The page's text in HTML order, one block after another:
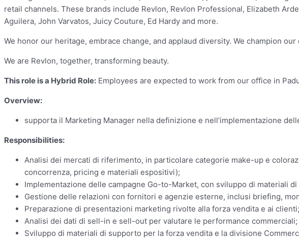
retail channels. These brands include Revlon, Revlon Professional, Elizabeth
Aguilera, John Varvatos, Juicy Couture, Ed Hardy and more.
We honor our heritage, embrace change, and applaud diversity. We champion
We are Revlon, together, transforming beauty.
This role is a Hybrid Role: Employees are expected to work from our office in
Overview:
supporta il Marketing Manager nella definizione e nell’implementazione
Responsibilities:
Analisi dei mercati di riferimento, in particolare categorie make-up e
concorrenza, pricing e materiali espositivi);
Implementazione delle campagne Go-to-Market, con sviluppo di materiali
Gestione delle relazioni con fornitori e agenzie esterne, inclusi briefing,
Preparazione di presentazioni marketing rivolte alla forza vendita e ai clienti;
Analisi dei dati di sell-in e sell-out per valutare le performance commerciali;
Sviluppo di materiali di supporto per la forza vendita e la divisione